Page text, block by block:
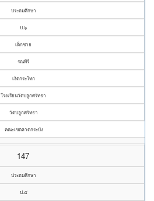
ประถมศึกษา
ป.๖
เด็กชาย
รณพีร์
เงิดกระโทก
โรงเรียนวัดปลูกศรัทธา
วัดปลูกศรัทธา
คณะเขตลาดกระบัง
147
ประถมศึกษา
ป.๕